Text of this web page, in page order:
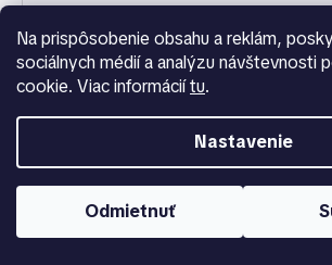
Na prispôsobenie obsahu a reklám,
sociálnych médií a analýzu návštevnosti
cookie. Viac informáciítu.
Nastavenie
Odmietnuť
DO KOŠÍKA
PURA KOSMETICA Pure Colour Mask v
profesionálna maska na farbenie vlasov,
šarlátový odtieň, revitalizuje farbené
a...